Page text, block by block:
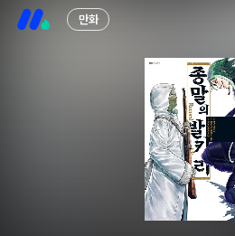
만화